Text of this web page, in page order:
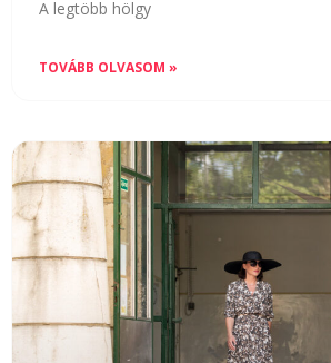
A legtöbb hölgy
TOVÁBB OLVASOM »